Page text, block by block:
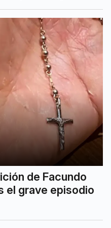
de Facundo
el grave episodio